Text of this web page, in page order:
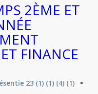
2ÈME ET
FINANCE
23 (1) (1) (4) (1)